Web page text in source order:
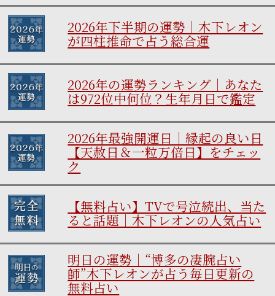
2026年下半期の運勢｜木下レオン
が四柱推命で占う総合運
2026年の運勢ランキング｜あなた
は972位中何位？生年月日で鑑定
2026年最強開運日｜縁起の良い日
【天赦日＆一粒万倍日】をチェッ
ク
【無料占い】TVで号泣続出、当た
ると話題｜木下レオンの人気占い
明日の運勢｜“博多の凄腕占い
師”木下レオンが占う毎日更新の
無料占い